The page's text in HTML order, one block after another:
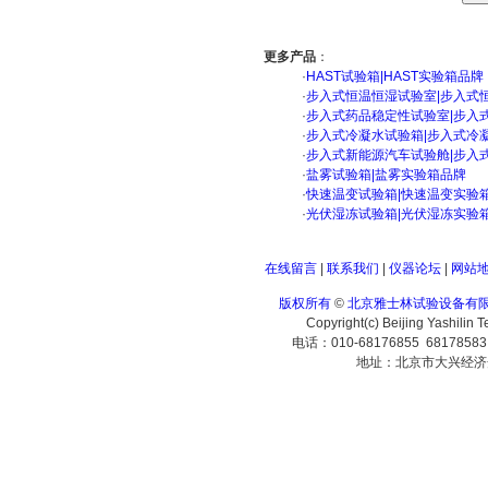
更多产品：
· HAST试验箱|HAST实验箱品牌
·步入式恒温恒湿试验室|步入式
·步入式药品稳定性试验室|步入
·步入式冷凝水试验箱|步入式冷
·步入式新能源汽车试验舱|步入
·盐雾试验箱|盐雾实验箱品牌
·快速温变试验箱|快速温变实验
·光伏湿冻试验箱|光伏湿冻实验
在线留言| 联系我们 仪器论坛| 网站
版权所有 © 北京雅士林试验设备有
Copyright(c) Beijing Yashilin
电话：010-68176855
地址：北京市大兴经